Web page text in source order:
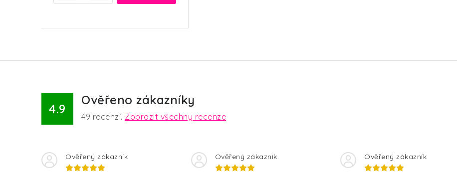
4.9
Ověřeno zákazníky
49 recenzí. Zobrazit všechny recenze
Ověřený zákazník Ověřený zákazník Ověřený zákazník